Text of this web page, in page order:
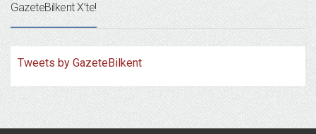
GazeteBilkent X’te!
Tweets by GazeteBilkent